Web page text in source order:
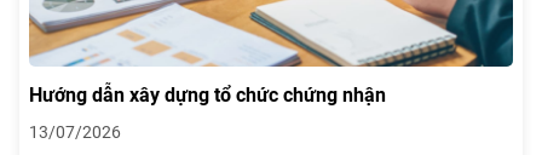
Hướng dẫn xây dựng tổ chức chứng nhận
13/07/2026